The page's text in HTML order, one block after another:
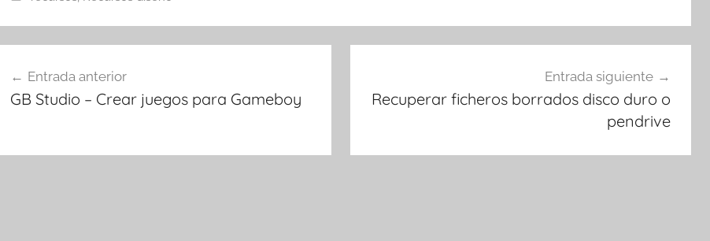
de
Entrada anterior
GB Studio – Crear juegos para Gameboy
Entrada siguiente
Recuperar ficheros borrados disco duro o
pendrive